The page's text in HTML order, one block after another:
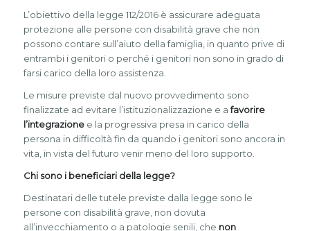
L’obiettivo della legge 112/2016 è assicurare adeguata
protezione alle persone con disabilità grave che non
possono contare sull’aiuto della famiglia, in quanto prive di
entrambi i genitori o perché i genitori non sono in grado di
farsi carico della loro assistenza.
Le misure previste dal nuovo provvedimento sono
finalizzate ad evitare l’istituzionalizzazione e afavorire
l’integrazionee la progressiva presa in carico della
persona in difficoltà fin da quando i genitori sono ancora in
vita, in vista del futuro venir meno del loro supporto.
Chi sono i beneficiari della legge?
Destinatari delle tutele previste dalla legge sono le
persone con disabilità grave, non dovuta
all’invecchiamento o a patologie senili, che non